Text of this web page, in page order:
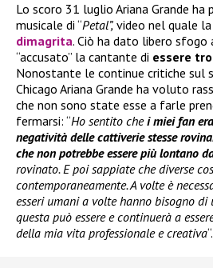
Lo scoro 31 luglio Ariana Grande ha
musicale di “Petal”, video nel quale
dimagrita. Ciò ha dato libero sfogo
“accusato” la cantante di essere
Nonostante le continue critiche sul
Chicago Ariana Grande ha voluto
che non sono state esse a farle
fermarsi: “Ho sentito chei miei fan
negatività delle cattiverie stesse
che non potrebbe essere più lontano
rovinato. E poi sappiate che diverse
contemporaneamente. A volte è
esseri umani a volte hanno bisogno di
questa può essere e continuerà a
della mia vita professionale e creativa“.